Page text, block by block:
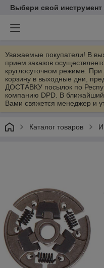
Выбери свой
Уважаемые покупатели! В
прием заказов
круглосуточном режиме.
корзину в выходные дни,
ДОСТАВКУ посылок по
компанию DPD. В
Вами свяжется менеджер и
Каталог товаров